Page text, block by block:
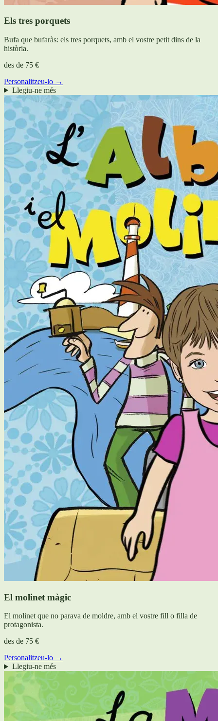
Els tres porquets
Bufa que bufaràs: els tres porquets, amb el vostre petit dins de la
història.
des de 75 €
Personalitzeu-lo →
Llegiu-ne més
El molinet màgic
El molinet que no parava de moldre, amb el vostre fill o filla de
protagonista.
des de 75 €
Personalitzeu-lo →
Llegiu-ne més